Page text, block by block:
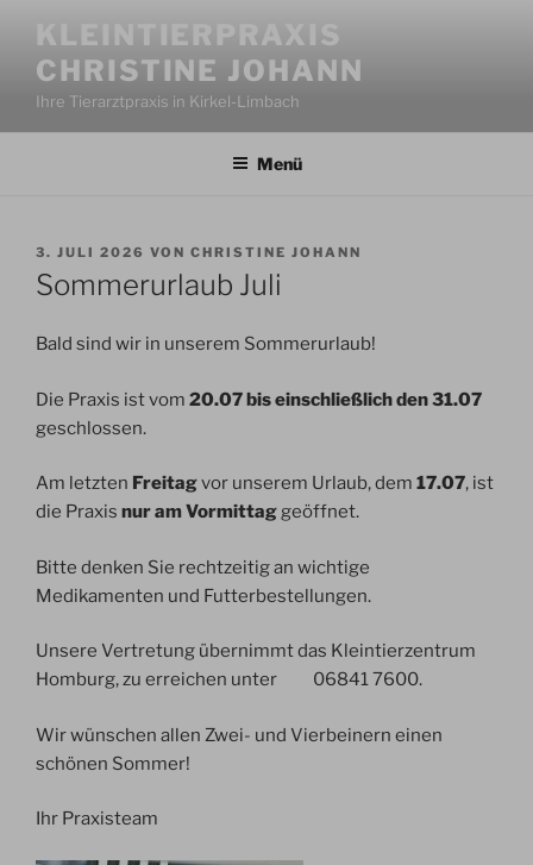
Inhalt
springen
KLEINTIERPRAXIS
CHRISTINE JOHANN
Ihre Tierarztpraxis in Kirkel-Limbach
Menü
VERÖFFENTLICHT
AM
3. JULI 2026 VON CHRISTINE JOHANN
Sommerurlaub Juli
Bald sind wir in unserem Sommerurlaub!
Die Praxis ist vom 20.07 bis einschließlich den 31.07
geschlossen.
Am letzten Freitagvor unserem Urlaub, dem 17.07, ist
die Praxis nur am Vormittaggeöffnet.
Bitte denken Sie rechtzeitig an wichtige
Medikamenten und Futterbestellungen.
Unsere Vertretung übernimmt das Kleintierzentrum
Homburg, zu erreichen unter 06841 7600.
Wir wünschen allen Zwei- und Vierbeinern einen
schönen Sommer!
Ihr Praxisteam